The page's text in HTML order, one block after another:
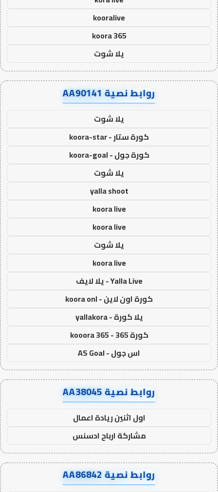
kooralive
koora 365
يلا شوت
روابط نصية AA90141
يلا شوت
كورة ستار - koora-star
كورة جول - koora-goal
يلا شوت
yalla shoot
koora live
koora live
يلا شوت
koora live
Yalla Live - يلا لايف
كورة اون لاين - koora onl
يلا كورة - yallakora
كورة 365 - kooora 365
اس جول - AS Goal
روابط نصية AA38045
اول اثنين ريادة اعمال
مشاركة ارباح ادسنس
روابط نصية AA86842